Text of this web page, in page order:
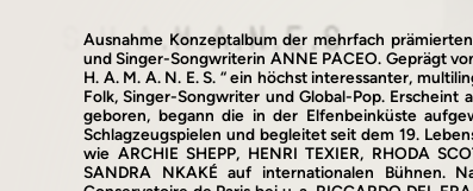
Ausnahme Konzeptalbum der mehrfach
und Singer-Songwriterin ANNE PACEO. Geprägt
H. A. M. A. N. E. S. “ ein höchst interessanter,
Folk, Singer-Songwriter und Global-Pop. Erscheint
geboren, begann die in der Elfenbeinküste
Schlagzeugspielen und begleitet seit dem 19.
wie ARCHIE SHEPP, HENRI TEXIER, RHODA
SANDRA NKAKÉ auf internationalen Bühnen.